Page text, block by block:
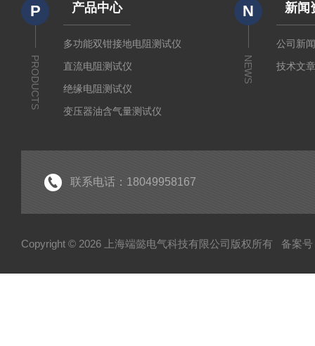
P
PRODUCTS
产品中心
多功能双钳接地电阻测试仪
直流电阻测试仪
绝缘电阻测试仪
变压器油含气量测试仪
手持式局放检测仪
架空线小电流接地故障定位仪
N
NEWS
新闻
公司新
技术文
联系电话：18049958167
Copyright © 2026 上海端懿电气科技有限公司版权所有 备案号